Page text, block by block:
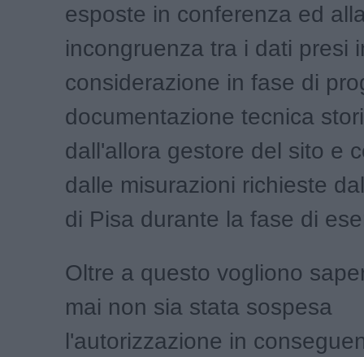
esposte in conferenza ed
incongruenza tra i dati presi
considerazione in fase di
documentazione tecnica
dall'allora gestore del sito e
dalle misurazioni richieste
di Pisa durante la fase di
Oltre a questo vogliono
mai non sia stata sospesa
l'autorizzazione in